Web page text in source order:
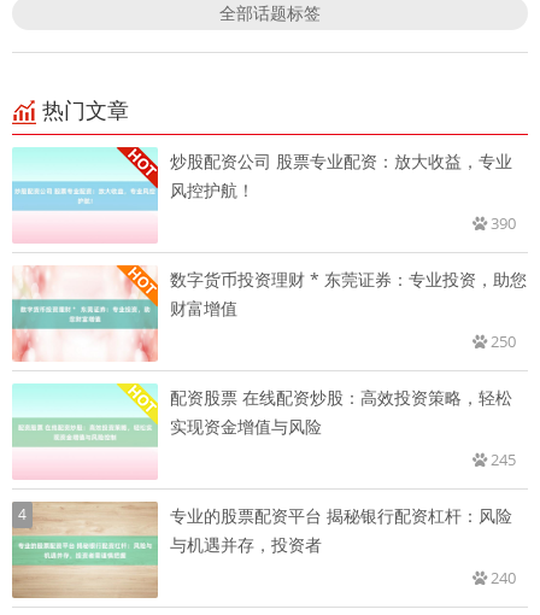
全部话题标签
热门文章
炒股配资公司 股票专业配资：放大收益，专业
风控护航！
390
数字货币投资理财 * 东莞证券：专业投资，助您
财富增值
250
配资股票 在线配资炒股：高效投资策略，轻松
实现资金增值与风险
245
4
专业的股票配资平台 揭秘银行配资杠杆：风险
与机遇并存，投资者
240